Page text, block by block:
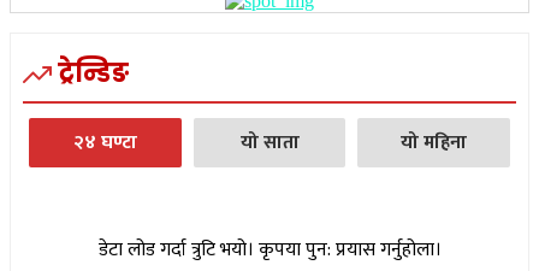
ट्रेन्डिङ
२४ घण्टा यो साता यो महिना
डेटा लोड गर्दा त्रुटि भयो। कृपया पुन: प्रयास गर्नुहोला।